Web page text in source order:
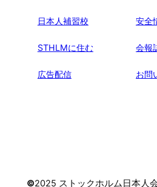
日本人補習校
STHLMに住む
広告配信
安全
会報
お問
©2025 ストックホルム日本人